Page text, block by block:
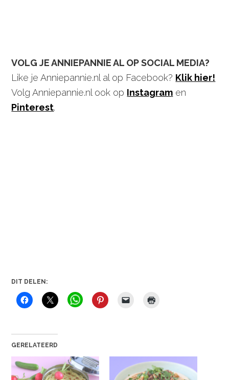
VOLG JE ANNIEPANNIE AL OP SOCIAL MEDIA?
Like je Anniepannie.nl al op Facebook? Klik hier!
Volg Anniepannie.nl ook op Instagram en
Pinterest.
DIT DELEN:
GERELATEERD